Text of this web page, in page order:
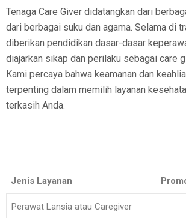
Tenaga Care Giver didatangkan dari
dari berbagai suku dan agama. Selama di
diberikan pendidikan dasar-dasar
diajarkan sikap dan perilaku sebagai care
Kami percaya bahwa keamanan dan
terpenting dalam memilih layanan
terkasih Anda.
Jenis Layanan
Perawat Lansia atau Caregiver